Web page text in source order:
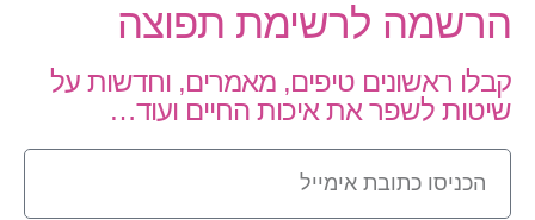
הרשמה לרשימת תפוצה
קבלו ראשונים טיפים, מאמרים, וחדשות על
שיטות לשפר את איכות החיים ועוד…